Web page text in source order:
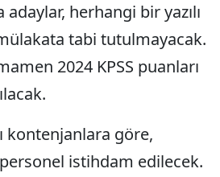
adaylar, herhangi bir yazılı
tabi tutulmayacak.
2024 KPSS puanları
kontenjanlara göre,
istihdam edilecek.